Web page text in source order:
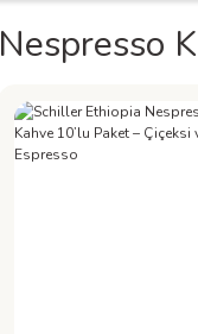
Nespresso